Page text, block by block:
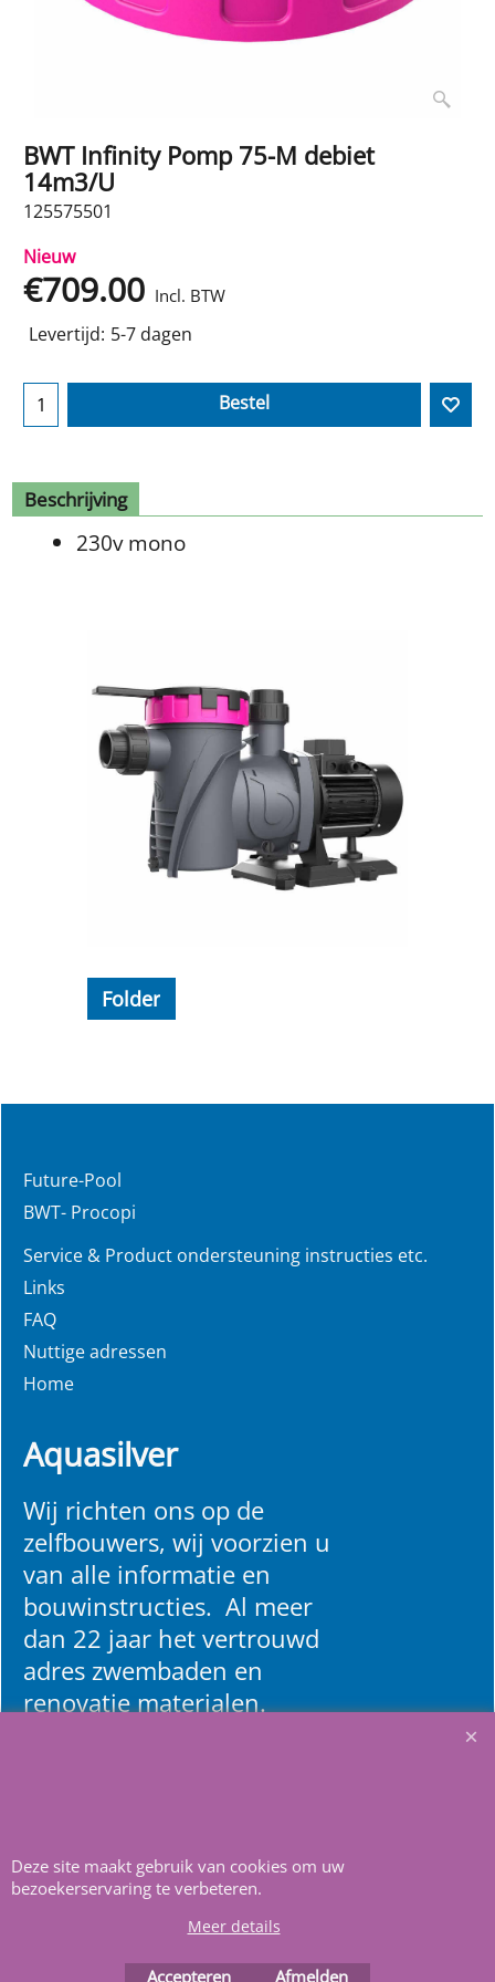
BWT Infinity Pomp 75-M debiet
14m3/U
125575501
Nieuw
€709.00 Incl. BTW
Levertijd: 5-7 dagen
Bestel
Beschrijving
230v mono
Folder
Future-Pool
BWT- Procopi
Service & Product ondersteuning instructies etc.
Links
FAQ
Nuttige adressen
Home
Aquasilver
Wij richten ons op de
zelfbouwers, wij voorzien u
van alle informatie en
bouwinstructies. Al meer
dan 22 jaar het vertrouwd
adres zwembaden en
renovatie materialen.
Deze site maakt gebruik van cookies om uw
bezoekerservaring te verbeteren.
Meer details
Accepteren Afmelden